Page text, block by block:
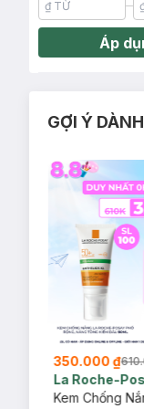
Áp
GỢI Ý
350.000 ₫
La Roche-
Kem Chống